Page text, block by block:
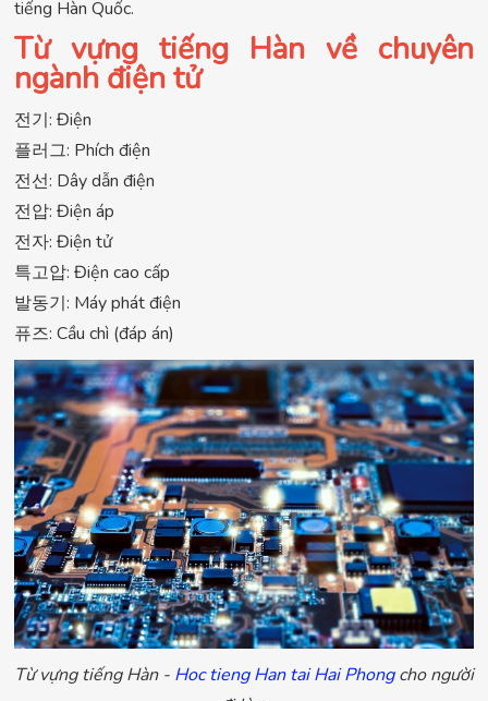
tiếng Hàn Quốc.
Từ vựng tiếng Hàn về chuyên
ngành điện tử
전기: Điện
플러그: Phích điện
전선: Dây dẫn điện
전압: Điện áp
전자: Điện tử
특고압: Điện cao cấp
발동기: Máy phát điện
퓨즈: Cầu chì (đáp án)
Từ vựng tiếng Hàn - Hoc tieng Han tai Hai Phongcho người